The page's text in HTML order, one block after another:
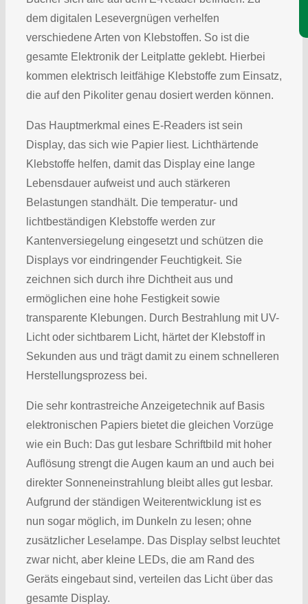
dem digitalen Lesevergnügen verhelfen
verschiedene Arten von Klebstoffen. So ist die
gesamte Elektronik der Leitplatte geklebt. Hierbei
kommen elektrisch leitfähige Klebstoffe zum Einsatz,
die auf den Pikoliter genau dosiert werden können.
Das Hauptmerkmal eines E-Readers ist sein
Display, das sich wie Papier liest. Lichthärtende
Klebstoffe helfen, damit das Display eine lange
Lebensdauer aufweist und auch stärkeren
Belastungen standhält. Die temperatur- und
lichtbeständigen Klebstoffe werden zur
Kantenversiegelung eingesetzt und schützen die
Displays vor eindringender Feuchtigkeit. Sie
zeichnen sich durch ihre Dichtheit aus und
ermöglichen eine hohe Festigkeit sowie
transparente Klebungen. Durch Bestrahlung mit UV-
Licht oder sichtbarem Licht, härtet der Klebstoff in
Sekunden aus und trägt damit zu einem schnelleren
Herstellungsprozess bei.
Die sehr kontrastreiche Anzeigetechnik auf Basis
elektronischen Papiers bietet die gleichen Vorzüge
wie ein Buch: Das gut lesbare Schriftbild mit hoher
Auflösung strengt die Augen kaum an und auch bei
direkter Sonneneinstrahlung bleibt alles gut lesbar.
Aufgrund der ständigen Weiterentwicklung ist es
nun sogar möglich, im Dunkeln zu lesen; ohne
zusätzlicher Leselampe. Das Display selbst leuchtet
zwar nicht, aber kleine LEDs, die am Rand des
Geräts eingebaut sind, verteilen das Licht über das
gesamte Display.